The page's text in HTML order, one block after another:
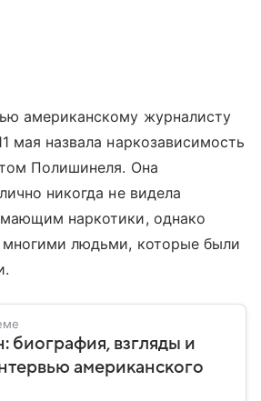
американскому журналисту
мая назвала наркозависимость
Полишинеля. Она
никогда не видела
наркотики, однако
многими людьми, которые были
биография, взгляды и
американского